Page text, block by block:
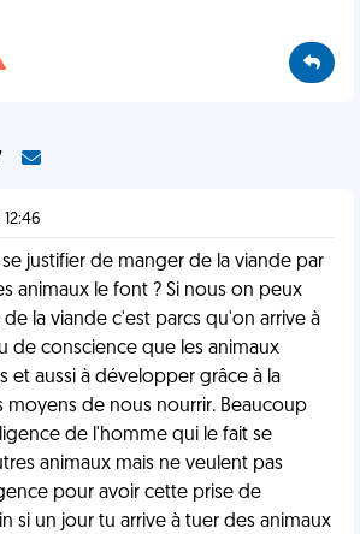
justifier de manger de la viande par
animaux le font ? Si nous on peux
la viande c'est parcs qu'on arrive à
de conscience que les animaux
et aussi à développer grâce à la
moyens de nous nourrir. Beaucoup
de l'homme qui le fait se
animaux mais ne veulent pas
pour avoir cette prise de
si un jour tu arrive à tuer des animaux